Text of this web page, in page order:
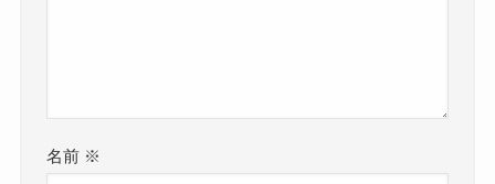
名前 ※